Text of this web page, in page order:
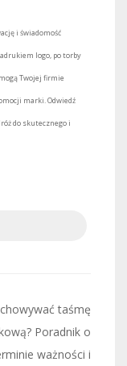
i świadomość
logo, po torby
Twojej firmie
marki. Odwiedź
do skutecznego i
taśmę
Poradnik o
ważności i